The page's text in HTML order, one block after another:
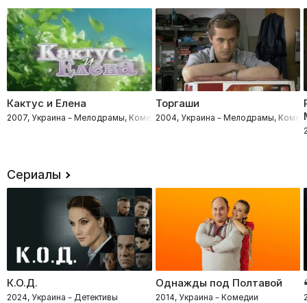
Кактус и Елена
2007, Украина – Мелодрамы, Комедии
Торгаши
2004, Украина – Мелодрамы,
Сериалы
К.О.Д.
2024, Украина – Детективы
Однажды под Полтавой
2014, Украина – Комедии